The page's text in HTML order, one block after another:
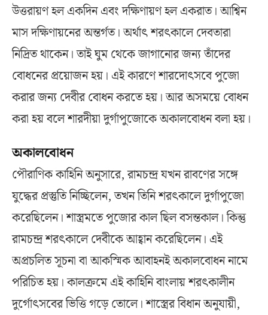
উত্তরায়ণ হল একদিন এবং দক্ষিণায়ণ হল একরাত। আশ্বিন
মাস দক্ষিণায়নের অন্তর্গত। অর্থাৎ শরৎকালে দেবতারা
নিদ্রিত থাকেন। তাই ঘুম থেকে জাগানোর জন্য তাঁদের
বোধনের প্রয়োজন হয়। এই কারণে শারদোৎসবে পুজো
করার জন্য দেবীর বোধন করতে হয়। আর অসময়ে বোধন
করা হয় বলে শারদীয়া দুর্গাপুজোকে অকালবোধন বলা হয়।
অকালবোধন
পৌরাণিক কাহিনি অনুসারে, রামচন্দ্র যখন রাবণের সঙ্গে
যুদ্ধের প্রস্তুতি নিচ্ছিলেন, তখন তিনি শরৎকালে দুর্গাপুজো
করেছিলেন। শাস্ত্রমতে পুজোর কাল ছিল বসন্তকাল। কিন্তু
রামচন্দ্র শরৎকালে দেবীকে আহ্বান করেছিলেন। এই
অপ্রচলিত সূচনা বা আকস্মিক আবাহনই অকালবোধন নামে
পরিচিত হয়। কালক্রমে এই কাহিনি বাংলায় শরৎকালীন
দুর্গোৎসবের ভিত্তি গড়ে তোলে। শাস্ত্রের বিধান অনুযায়ী,